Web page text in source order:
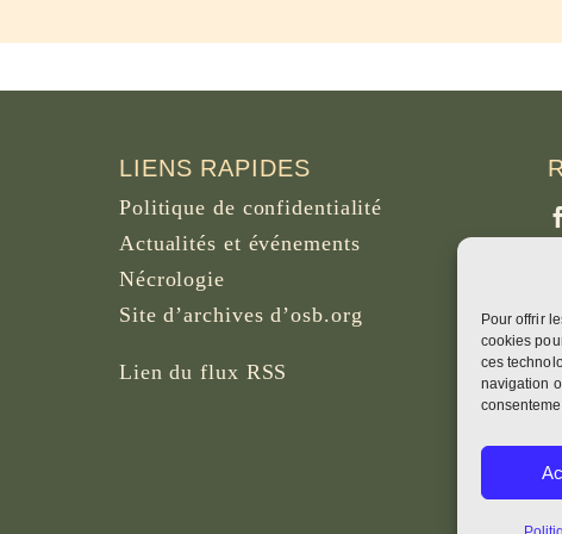
Pour offrir
cookies
ces
navigation
LIENS RAPIDES
Politique de confidentialité
Actualités et événements
Nécrologie
Site d’archives d’osb.org
Lien duflux RSS